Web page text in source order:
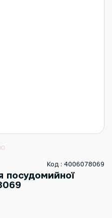
Код : 4006078069
посудомийної